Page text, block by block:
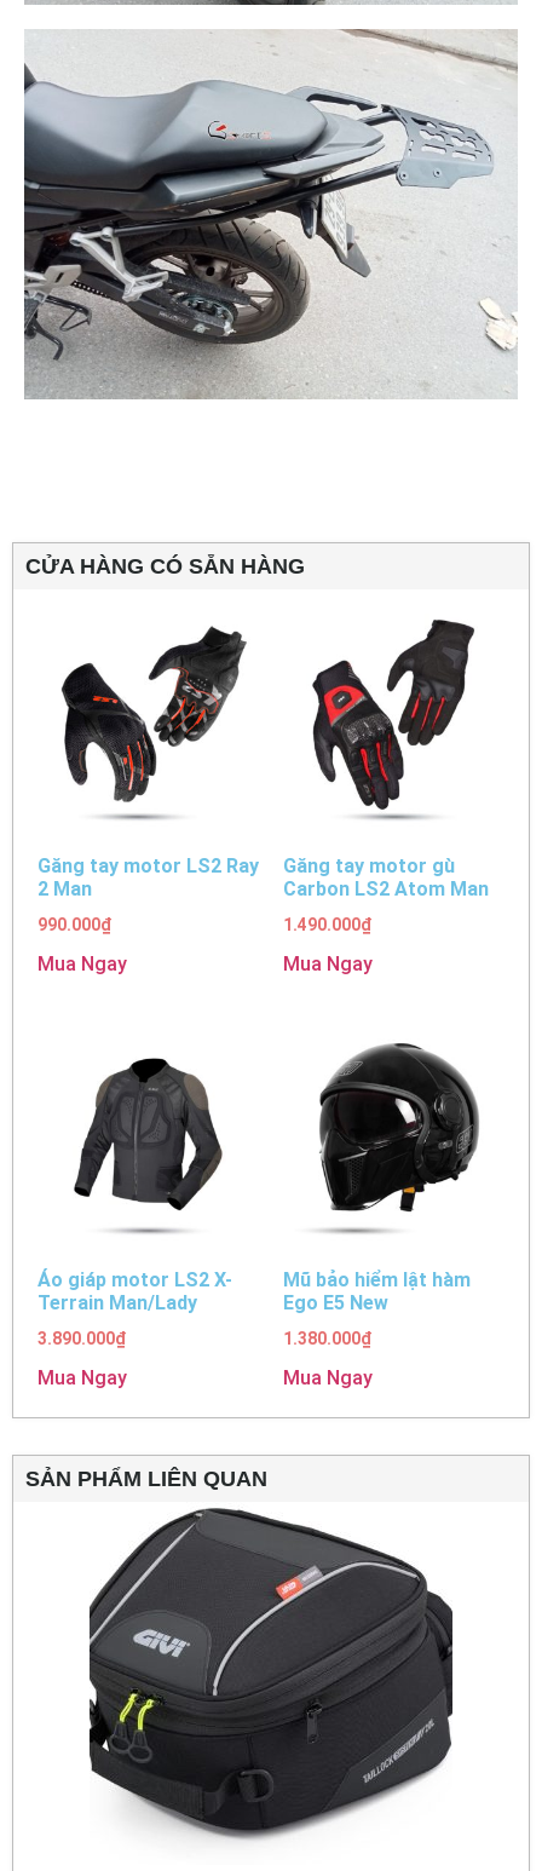
CỬA HÀNG CÓ SẴN HÀNG
Găng tay motor LS2 Ray
2 Man
990.000₫
Mua Ngay
Găng tay motor gù
Carbon LS2 Atom Man
1.490.000₫
Mua Ngay
Áo giáp motor LS2 X-
Terrain Man/Lady
3.890.000₫
Mua Ngay
Mũ bảo hiểm lật hàm
Ego E5 New
1.380.000₫
Mua Ngay
SẢN PHẨM LIÊN QUAN